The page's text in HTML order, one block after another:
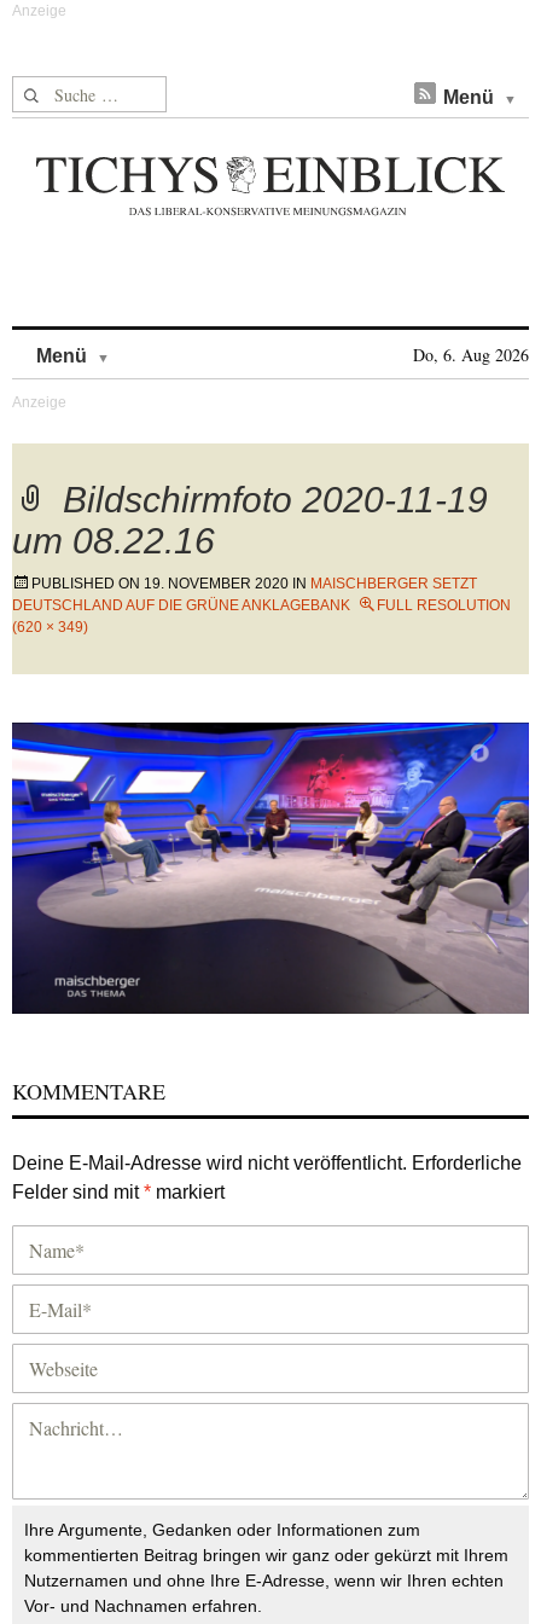
Suche nach: Menü
Menü Do, 6. Aug 2026
Bildschirmfoto 2020-11-19
um 08.22.16
PUBLISHED ON 19. NOVEMBER 2020 IN MAISCHBERGER SETZT
DEUTSCHLAND AUF DIE GRÜNE ANKLAGEBANK
FULL RESOLUTION
(620 × 349)
KOMMENTARE
Deine E-Mail-Adresse wird nicht veröffentlicht. Erforderliche
Felder sind mit* markiert
Ihre Argumente, Gedanken oder Informationen zum
kommentierten Beitrag bringen wir ganz oder gekürzt mit Ihrem
Nutzernamen und ohne Ihre E-Adresse, wenn wir Ihren echten
Vor- und Nachnamen erfahren.